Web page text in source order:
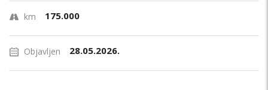
km 175.000
Objavljen 28.05.2026.